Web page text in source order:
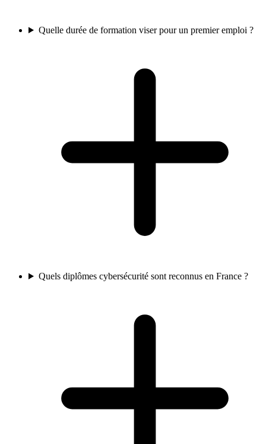
Quelle durée de formation viser pour un premier emploi ?
Quels diplômes cybersécurité sont reconnus en France ?